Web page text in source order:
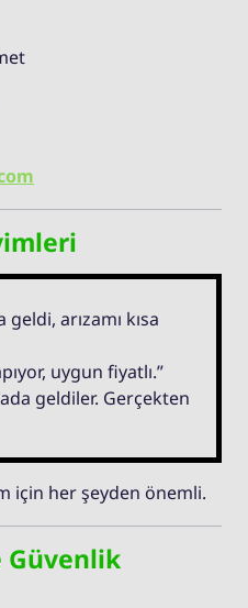
arızamı kısa
uygun fiyatlı.”
geldiler. Gerçekten
için her şeyden önemli.
Güvenlik